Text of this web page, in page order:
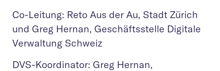
Co-Leitung: Reto Aus der Au, Stadt Zürich
und Greg Hernan, Geschäftsstelle Digitale
Verwaltung Schweiz
DVS-Koordinator: Greg Hernan,